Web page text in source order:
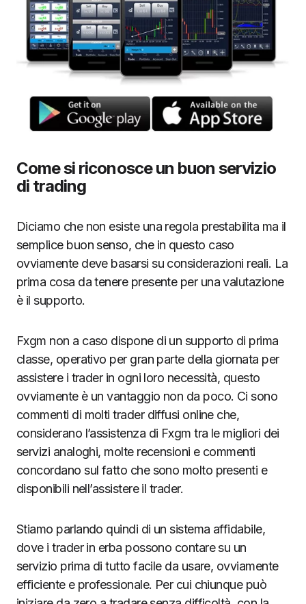
Come si riconosce un buon servizio
di trading
Diciamo che non esiste una regola prestabilita ma il
semplice buon senso, che in questo caso
ovviamente deve basarsi su considerazioni reali. La
prima cosa da tenere presente per una valutazione
è il supporto.
Fxgm non a caso dispone di un supporto di prima
classe, operativo per gran parte della giornata per
assistere i trader in ogni loro necessità, questo
ovviamente è un vantaggio non da poco. Ci sono
commenti di molti trader diffusi online che,
considerano l’assistenza di Fxgm tra le migliori dei
servizi analoghi, molte recensioni e commenti
concordano sul fatto che sono molto presenti e
disponibili nell’assistere il trader.
Stiamo parlando quindi di un sistema affidabile,
dove i trader in erba possono contare su un
servizio prima di tutto facile da usare, ovviamente
efficiente e professionale. Per cui chiunque può